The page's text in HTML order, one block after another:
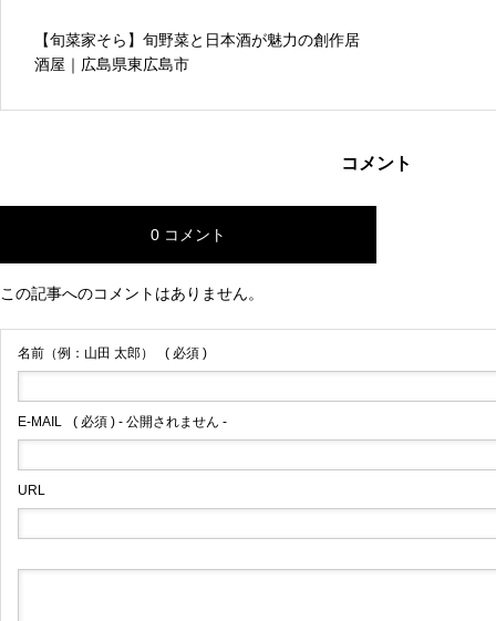
【旬菜家そら】旬野菜と日本酒が魅力の創作居
酒屋｜広島県東広島市
コメント
0 コメント
この記事へのコメントはありません。
名前（例：山田 太郎） ( 必須 )
E-MAIL ( 必須 ) - 公開されません -
URL